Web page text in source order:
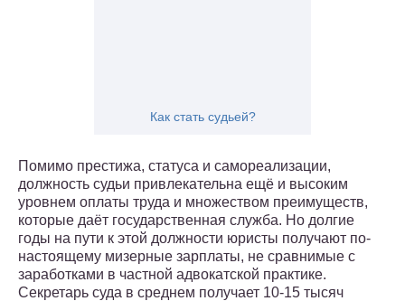
Как стать судьей?
Помимо престижа, статуса и самореализации,
должность судьи привлекательна ещё и высоким
уровнем оплаты труда и множеством преимуществ,
которые даёт государственная служба. Но долгие
годы на пути к этой должности юристы получают по-
настоящему мизерные зарплаты, не сравнимые с
заработками в частной адвокатской практике.
Секретарь суда в среднем получает 10-15 тысяч